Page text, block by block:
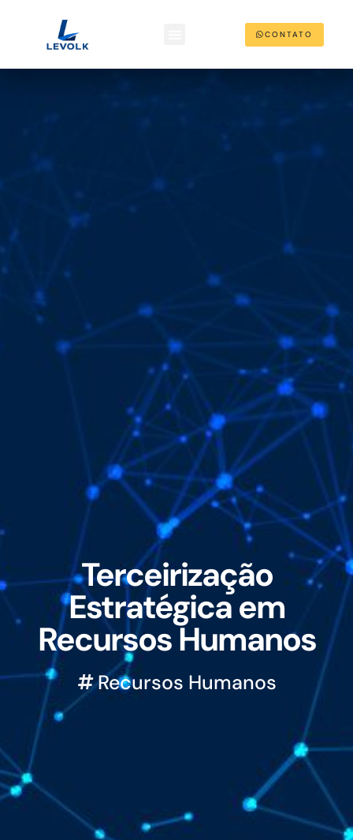
CONTATO
Terceirização
Estratégica em
Recursos Humanos
Recursos Humanos